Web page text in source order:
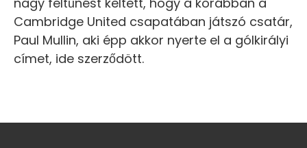
Cambridge United csapatában játszó csatár,
Paul Mullin, aki épp akkor nyerte el a gólkirályi
címet, ide szerződött.